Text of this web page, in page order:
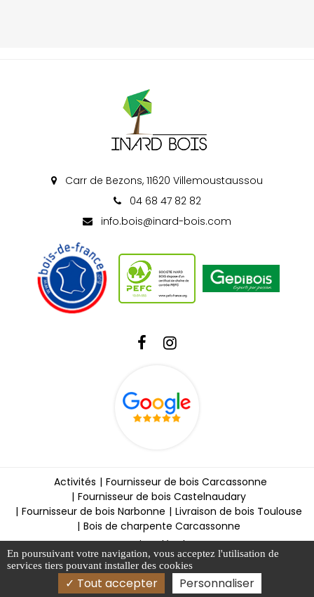
Carr de Bezons, 11620 Villemoustaussou
04 68 47 82 82
info.bois@inard-bois.com
Activités
Fournisseur de bois Carcassonne
Fournisseur de bois Castelnaudary
Fournisseur de bois Narbonne
Livraison de bois Toulouse
Bois de charpente Carcassonne
Mentions légales
Charte d’utilisation des données
Certificats & Déclarations
Gestion des cookies
En poursuivant votre navigation, vous acceptez l'utilisation de
services tiers pouvant installer des cookies
Tout accepter Personnaliser